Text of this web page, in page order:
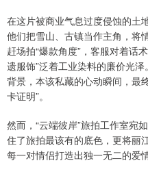
在这片被商业气息过度侵蚀的土
他们把雪山、古镇当作主角，将
赶场拍“爆款角度”，客服对着话
遗服饰”泛着工业染料的廉价光
背景，本该私藏的心动瞬间，最
卡证明”。
然而，“云端彼岸”旅拍工作室宛
住了旅拍最该有的底色，更将丽
每一对情侣打造出独一无二的爱